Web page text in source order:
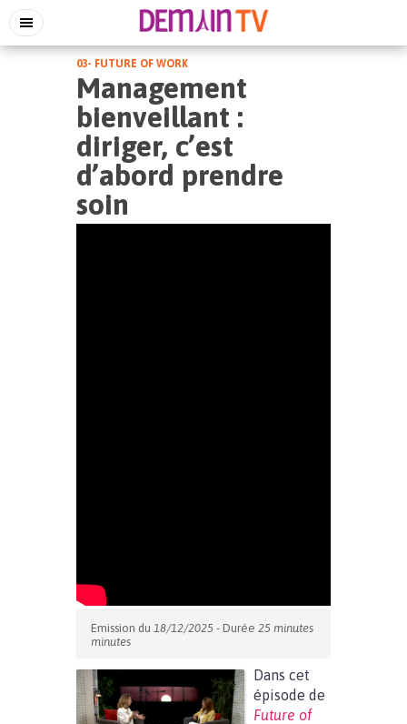
03- FUTURE OF WORK
Management
bienveillant :
diriger, c’est
d’abord prendre
soin
Emission du 18/12/2025 - Durée 25 minutes
minutes
Dans cet
épisode de
Future of